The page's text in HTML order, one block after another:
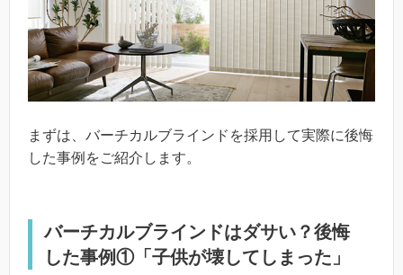
まずは、バーチカルブラインドを採用して実際に後悔
した事例をご紹介します。
バーチカルブラインドはダサい？後悔
した事例①「子供が壊してしまった」